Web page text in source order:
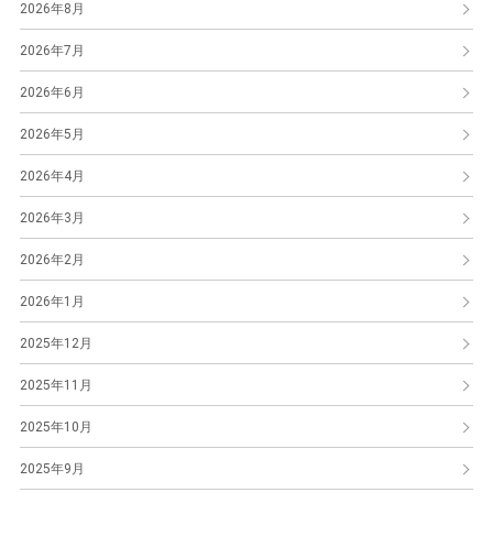
2026年8月
2026年7月
2026年6月
2026年5月
2026年4月
2026年3月
2026年2月
2026年1月
2025年12月
2025年11月
2025年10月
2025年9月